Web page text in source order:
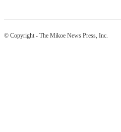
© Copyright - The Mikoe News Press, Inc.